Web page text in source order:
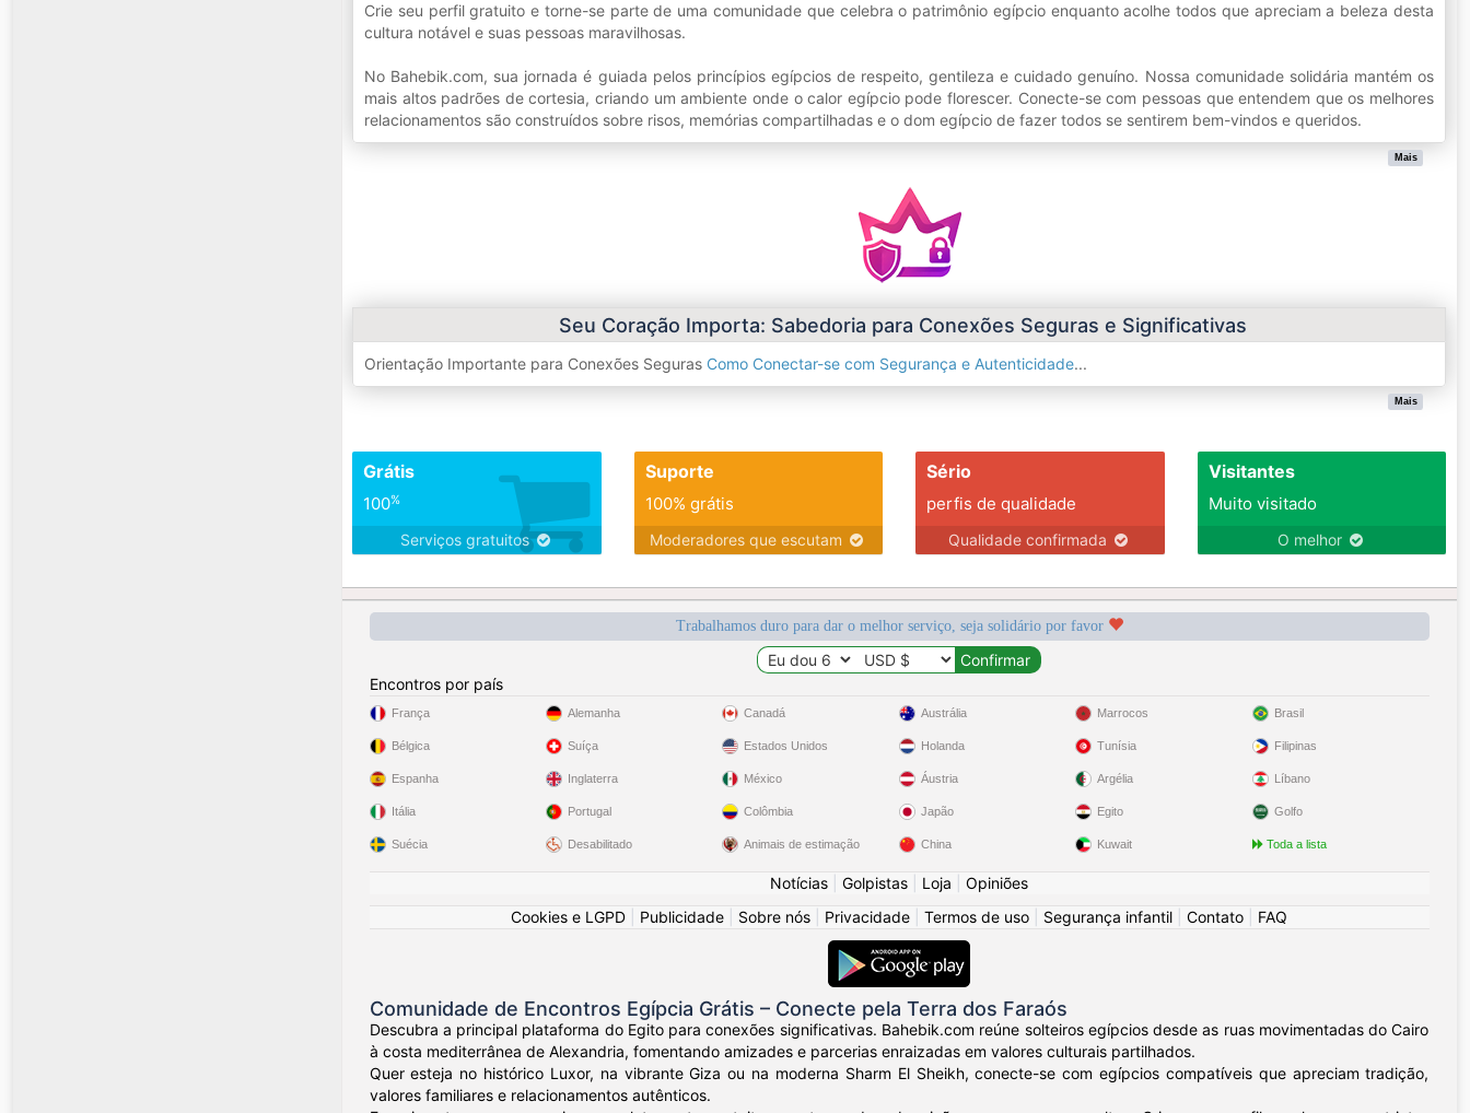
Crie seu perfil gratuito e torne-se parte de uma comunidade que celebra o patrimônio egípcio enquanto acolhe todos que apreciam a beleza desta
cultura notável e suas pessoas maravilhosas.
No Bahebik.com, sua jornada é guiada pelos princípios egípcios de respeito, gentileza e cuidado genuíno. Nossa comunidade solidária mantém os
mais altos padrões de cortesia, criando um ambiente onde o calor egípcio pode florescer. Conecte-se com pessoas que entendem que os melhores
relacionamentos são construídos sobre risos, memórias compartilhadas e o dom egípcio de fazer todos se sentirem bem-vindos e queridos.
Mais
Seu Coração Importa: Sabedoria para Conexões Seguras e Significativas
Orientação Importante para Conexões Seguras Como Conectar-se com Segurança e Autenticidade...
Mais
Grátis
100%
Serviços gratuitos
Suporte
100% grátis
Moderadores que escutam
Sério
perfis de qualidade
Qualidade confirmada
Visitantes
Muito visitado
O melhor
Trabalhamos duro para dar o melhor serviço, seja solidário por favor
Encontros por país
França
Bélgica
Espanha
Itália
Suécia
Alemanha
Suíça
Inglaterra
Portugal
Desabilitado
Canadá
Estados Unidos
México
Colômbia
Animais de estimação
Austrália
Holanda
Áustria
Japão
China
Marrocos
Tunísia
Argélia
Egito
Kuwait
Brasil
Filipinas
Líbano
Golfo
Toda a lista
Notícias Golpistas Loja
Opiniões
Cookies e LGPD
Publicidade Sobre nós Privacidade Termos de uso Segurança infantil Contato FAQ
Comunidade de Encontros Egípcia Grátis – Conecte pela Terra dos Faraós
Descubra a principal plataforma do Egito para conexões significativas. Bahebik.com reúne solteiros egípcios desde as ruas movimentadas do Cairo
à costa mediterrânea de Alexandria, fomentando amizades e parcerias enraizadas em valores culturais partilhados.
Quer esteja no histórico Luxor, na vibrante Giza ou na moderna Sharm El Sheikh, conecte-se com egípcios compatíveis que apreciam tradição,
valores familiares e relacionamentos autênticos.